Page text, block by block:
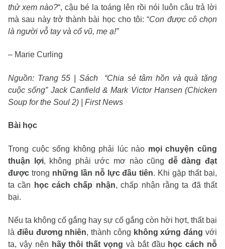
thử xem nào?“, cậu bé la toáng lên rồi nói luôn câu trả lời
mà sau này trở thành bài học cho tôi: “Con được cô chọn
là người vỗ tay và cổ vũ, mẹ ạ!”
– Marie Curling
Nguồn: Trang 55 | Sách “Chia sẻ tâm hồn và quà tặng
cuộc sống” Jack Canfield & Mark Victor Hansen (Chicken
Soup for the Soul 2) | First News
Bài học
Trong cuộc sống không phải lúc nào mọi chuyện cũng
thuận lợi, không phải ước mơ nào cũng dễ dàng đạt
được trong những lần nỗ lực đầu tiên. Khi gặp thất bại,
ta cần
học cách chấp nhận, chấp nhận rằng ta đã thất
bại.
Nếu ta không cố gắng hay sự cố gắng còn hời hợt, thất bại
là điều đương nhiên, thành công không xứng đáng với
ta, vậy nên hãy thôi thất vọng và bắt đầu học cách nỗ